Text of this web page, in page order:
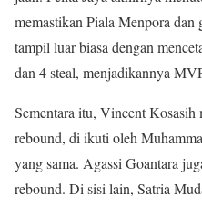
memastikan Piala Menpora
tampil luar biasa dengan
dan 4 steal, menjadikannya
Sementara itu, Vincent
rebound, di ikuti oleh
yang sama. Agassi Goantara
rebound. Di sisi lain, Satria